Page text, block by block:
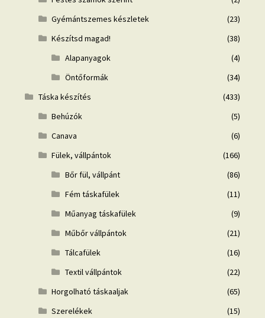
Gyémántszemes készletek
(23)
Készítsd magad!
(38)
Alapanyagok
(4)
Öntőformák
(34)
Táska készítés
(433)
Behúzók
(5)
Canava
(6)
Fülek, vállpántok
(166)
Bőr fül, vállpánt
(86)
Fém táskafülek
(11)
Műanyag táskafülek
(9)
Műbőr vállpántok
(21)
Tálcafülek
(16)
Textil vállpántok
(22)
Horgolható táskaaljak
(65)
Szerelékek
(15)